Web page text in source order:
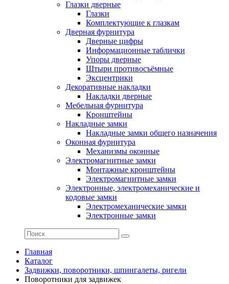
Глазки дверные
Глазки
Комплектующие к глазкам
Дверная фурнитура
Дверные цифры
Информационные таблички
Упоры дверные
Штыри противосъёмные
Эксцентрики
Декоративные накладки
Накладки дверные
Мебельная фурнитура
Кронштейны
Накладные замки
Накладные замки общего назначения
Оконная фурнитура
Механизмы оконные
Электромагнитные замки
Монтажные кронштейны
Электромагнитные замки
Электронные, электромеханические и
кодовые замки
Электромеханические замки
Электронные замки
Главная
Каталог
Задвижки, поворотники, шпингалеты, ригели
Поворотники для задвижек